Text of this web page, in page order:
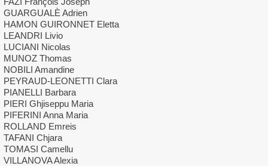
GUARGUALÈ Adrien
HAMON GUIRONNET Eletta
LEANDRI Livio
LUCIANI Nicolas
MUNOZ Thomas
NOBILI Amandine
PEYRAUD-LEONETTI Clara
PIANELLI Barbara
PIERI Ghjiseppu Maria
PIFERINI Anna Maria
ROLLAND Emreis
TAFANI Chjara
TOMASI Camellu
VILLANOVA Alexia